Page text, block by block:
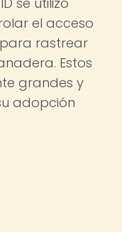
el acceso
rastrear
Estos
grandes y
adopción